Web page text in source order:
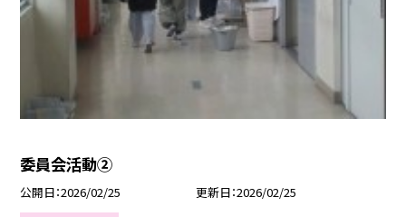
委員会活動②
公開日 2026/02/25 更新日 2026/02/25